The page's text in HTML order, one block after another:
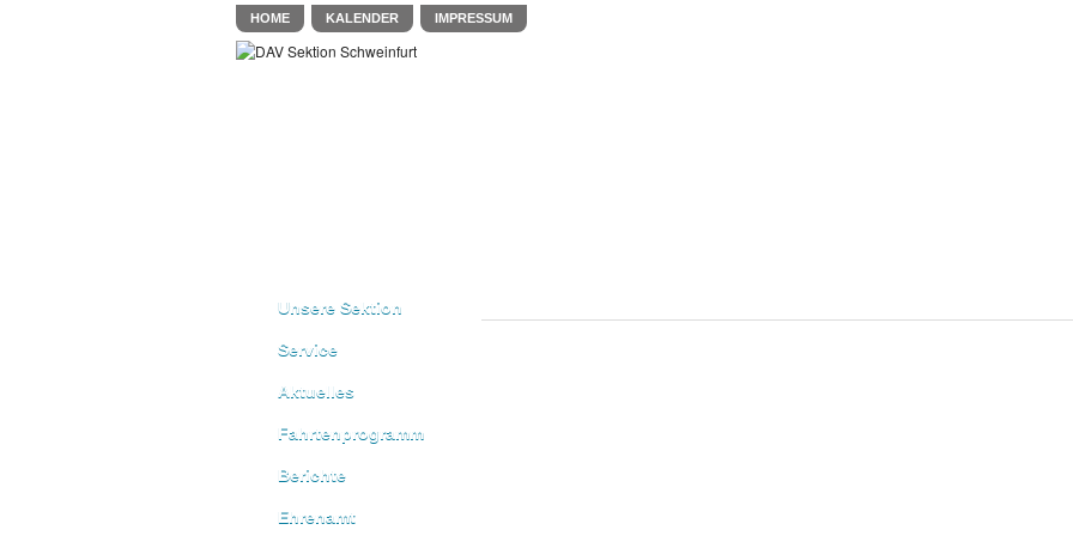
HOME KALENDER IMPRESSUM
Unsere Sektion
Service
Aktuelles
Fahrtenprogramm
Berichte
Ehrenamt